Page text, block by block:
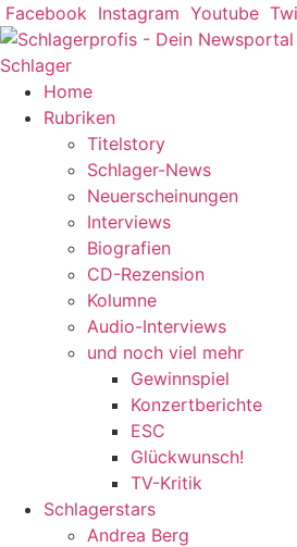
Zum
Inhalt
springen
Facebook Instagram Youtube
Home
Rubriken
Titelstory
Schlager-News
Neuerscheinungen
Interviews
Biografien
CD-Rezension
Kolumne
Audio-Interviews
und noch viel mehr
Gewinnspiel
Konzertberichte
ESC
Glückwunsch!
TV-Kritik
Schlagerstars
Andrea Berg